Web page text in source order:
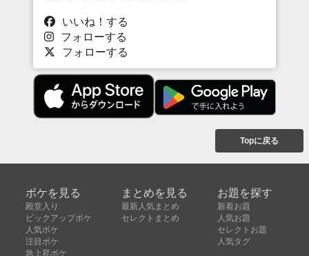
いいね！する
フォローする
フォローする
Topに戻る
ボケを見る
殿堂入り
ピックアップボケ
人気ボケ
注目ボケ
急上昇ボケ
まとめを見る
最新人気まとめ
セレクトまとめ
お題を探す
新着お題
人気お題
セレクトお題
人気タグ